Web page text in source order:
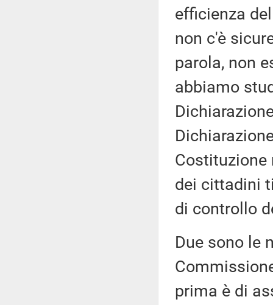
efficienza
non c'è
parola, non
abbiamo
Costituzione
dei cittadini
di controllo
Due sono le
prima è di